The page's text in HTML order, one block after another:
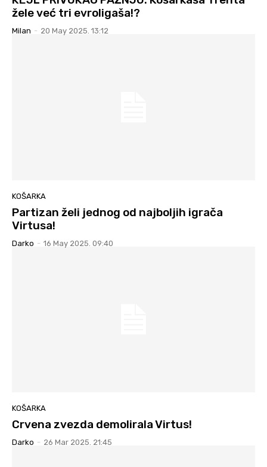
žele već tri evroligaša!?
Milan - 20 May 2025. 13:12
KOŠARKA
Partizan želi jednog od najboljih igrača
Virtusa!
Darko - 16 May 2025. 09:40
KOŠARKA
Crvena zvezda demolirala Virtus!
Darko - 26 Mar 2025. 21:45